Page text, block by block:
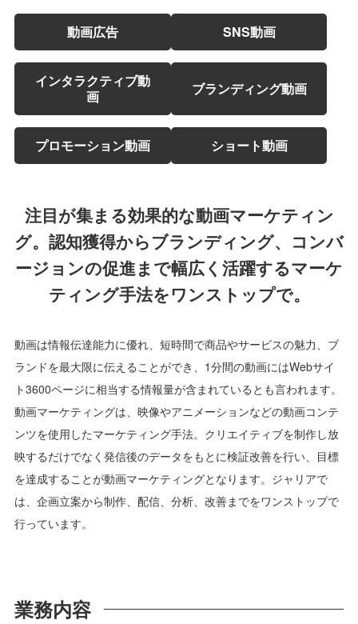
動画広告 SNS動画
インタラクティブ動
画
ブランディング動画
プロモーション動画 ショート動画
注目が集まる効果的な動画マーケティン
グ。 認知獲得からブランディング、コンバ
ージョンの促進まで幅広く活躍するマーケ
ティング手法をワンストップで。
動画は情報伝達能力に優れ、短時間で商品やサービスの魅力、ブ
ランドを最大限に伝えることができ、1分間の動画にはWebサイ
ト3600ページに相当する情報量が含まれているとも言われます。
動画マーケティングは、映像やアニメーションなどの動画コンテ
ンツを使用したマーケティング手法。クリエイティブを制作し放
映するだけでなく発信後のデータをもとに検証改善を行い、目標
を達成することが動画マーケティングとなります。ジャリアで
は、企画立案から制作、配信、分析、改善までをワンストップで
行っています。
業務内容